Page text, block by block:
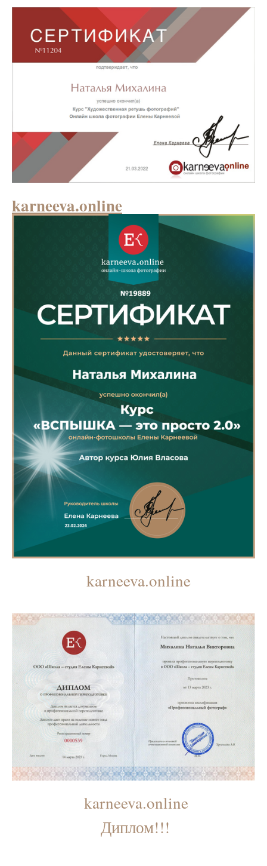
karneeva.online
karneeva.online
karneeva.online
Диплом!!!